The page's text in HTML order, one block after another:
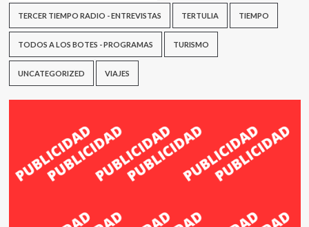
TERCER TIEMPO RADIO - ENTREVISTAS TERTULIA TIEMPO
TODOS A LOS BOTES - PROGRAMAS TURISMO
UNCATEGORIZED VIAJES